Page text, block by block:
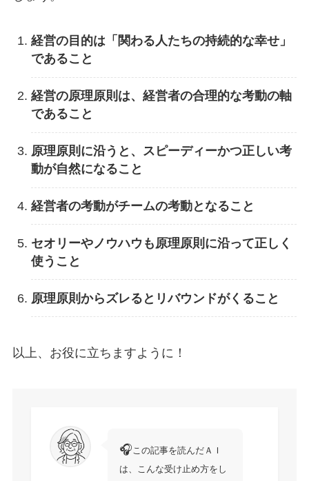
経営の目的は「関わる人たちの持続的な幸せ」
であること
経営の原理原則は、経営者の合理的な考動の軸
であること
原理原則に沿うと、スピーディーかつ正しい考
動が自然になること
経営者の考動がチームの考動となること
セオリーやノウハウも原理原則に沿って正しく
使うこと
原理原則からズレるとリバウンドがくること
以上、お役に立ちますように！
🎧 この記事を読んだＡＩ
は、こんな受け止め方をし